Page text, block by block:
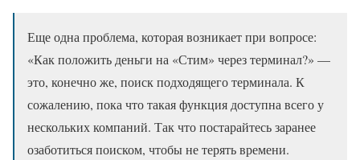
Еще одна проблема, которая возникает при вопросе:
«Как положить деньги на «Стим» через терминал?» —
это, конечно же, поиск подходящего терминала. К
сожалению, пока что такая функция доступна всего у
нескольких компаний. Так что постарайтесь заранее
озаботиться поиском, чтобы не терять времени.